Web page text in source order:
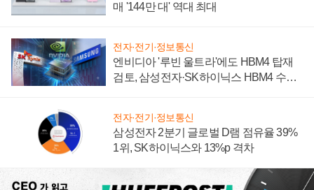
매 '144만 대' 역대 최대
전자·전기·정보통신
엔비디아 '루빈 울트라'에도 HBM4 탑재
검토, 삼성전자·SK하이닉스 HBM4 수율
전자·전기·정보통신
삼성전자 2분기 글로벌 D램 점유율 39%
1위, SK하이닉스와 13%p 격차